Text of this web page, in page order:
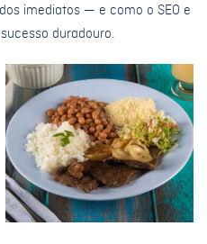
imediatos — e como o SEO e
duradouro.